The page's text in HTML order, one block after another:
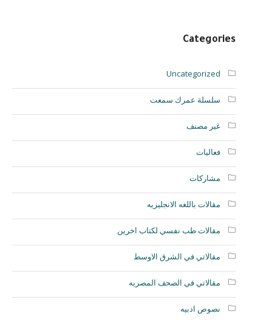
Categories
Uncategorized
سلسلة عمرك سمعت
غير مصنف
فعاليات
مشاركات
مقالات باللغه الانجليزيه
مقالات طب نفسي لكتاب اخرين
مقالاتي في الشرق الاوسط
مقالاتي في الصحف المصريه
نصوص ادبيه